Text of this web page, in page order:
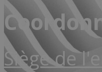
Siège de